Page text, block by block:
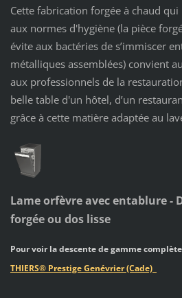
Cette fabrication forgée à chaud
aux normes d'hygiène (la pièce
évite aux bactéries de s’immiscer
métalliques assemblées) convient
aux professionnels de la
belle table d'un hôtel, d’un
grâce à cette matière adaptée au
Lame orfèvre avec entablure -
forgée ou dos lisse
Pour voir la descente de gamme
THIERS® Prestige Genévrier (Cade)